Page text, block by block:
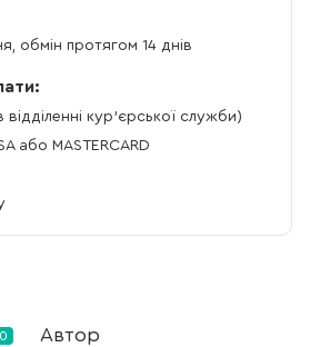
обмін протягом 14 днів
відділенні кур'єрської служби)
або MASTERCARD
0 Автор